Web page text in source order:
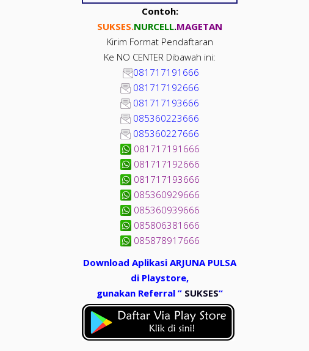
Contoh:
SUKSES.NURCELL.MAGETAN
Kirim Format Pendaftaran
Ke NO CENTER Dibawah ini:
081717191666
081717192666
081717193666
085360223666
085360227666
081717191666
081717192666
081717193666
085360929666
085360939666
085806381666
085878917666
Download Aplikasi ARJUNA PULSA
di Playstore,
gunakan Referral ” SUKSES“